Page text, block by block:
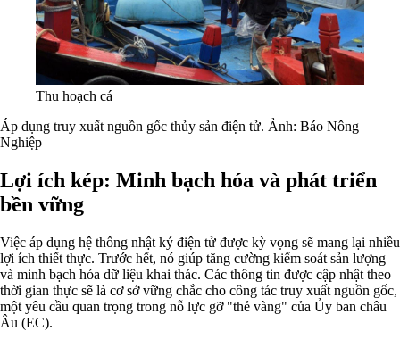
Thu hoạch cá
Áp dụng truy xuất nguồn gốc thủy sản điện tử. Ảnh: Báo Nông
Nghiệp
Lợi ích kép: Minh bạch hóa và phát triển
bền vững
Việc áp dụng hệ thống nhật ký điện tử được kỳ vọng sẽ mang lại nhiều
lợi ích thiết thực. Trước hết, nó giúp tăng cường kiểm soát sản lượng
và minh bạch hóa dữ liệu khai thác. Các thông tin được cập nhật theo
thời gian thực sẽ là cơ sở vững chắc cho công tác truy xuất nguồn gốc,
một yêu cầu quan trọng trong nỗ lực gỡ "thẻ vàng" của Ủy ban châu
Âu (EC).